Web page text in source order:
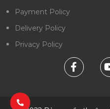
Payment Policy
Delivery Policy
Privacy Policy